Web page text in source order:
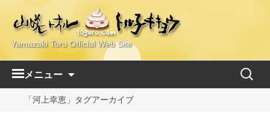
Yamazaki Toru Official Web Site
メニュー
テ
検
「河上幸恵」タグアーカイブ